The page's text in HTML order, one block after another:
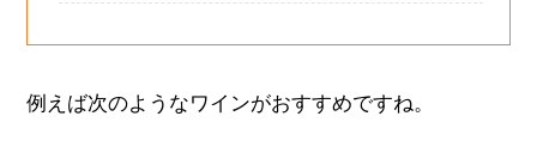
例えば次のようなワインがおすすめですね。